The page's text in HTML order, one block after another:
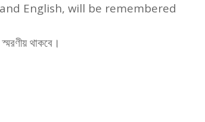
English, will be remembered
থাকবে।